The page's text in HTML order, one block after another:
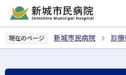
の
現在のページ 新城市民病院 診